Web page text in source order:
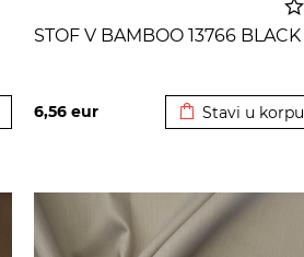
STOF V BAMBOO 13766 BLACK
6,56eur Stavi u korpu